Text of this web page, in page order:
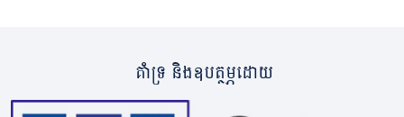
គាំទ្រ និងឧបត្ថម្ភដោយ